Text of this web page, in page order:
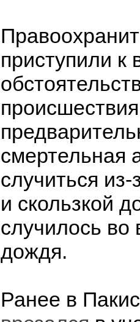
приступили к
смертельная
случиться
и скользкой
случилось во
дождя.
Ранее в